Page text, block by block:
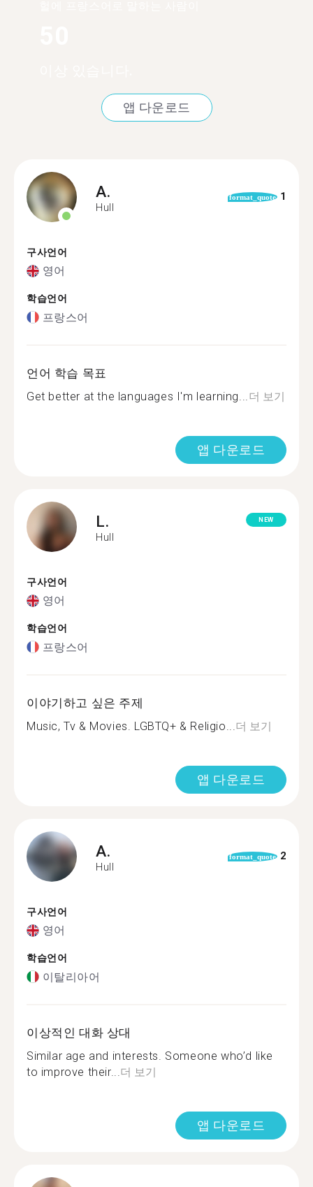
앱 다운로드
A.
Hull
format_quote 1
구사언어
영어
학습언어
프랑스어
언어 학습 목표
Get better at the languages I'm learning... 더 보기
앱 다운로드
L.
Hull
NEW
구사언어
영어
학습언어
프랑스어
이야기하고 싶은 주제
Music, Tv & Movies. LGBTQ+ & Religio... 더 보기
앱 다운로드
A.
Hull
format_quote 2
구사언어
영어
학습언어
이탈리아어
이상적인 대화 상대
Similar age and interests. Someone who’d like
to improve their... 더 보기
앱 다운로드